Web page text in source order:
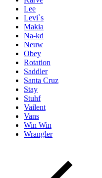
Lee
Levi`s
Makia
Na-kd
Neuw
Obey
Rotation
Saddler
Santa Cruz
Stay
Stuhf
Vailent
Vans
Win Win
Wrangler